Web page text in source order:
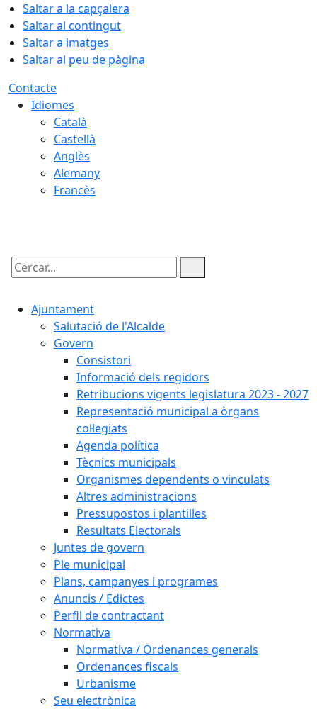
Saltar a la capçalera
Saltar al contingut
Saltar a imatges
Saltar al peu de pàgina
Contacte
Idiomes
Català
Castellà
Anglès
Alemany
Francès
Cercar:
Ajuntament
Salutació de l'Alcalde
Govern
Consistori
Informació dels regidors
Retribucions vigents legislatura 2023 - 2027
Representació municipal a òrgans
col·legiats
Agenda política
Tècnics municipals
Organismes dependents o vinculats
Altres administracions
Pressupostos i plantilles
Resultats Electorals
Juntes de govern
Ple municipal
Plans, campanyes i programes
Anuncis / Edictes
Perfil de contractant
Normativa
Normativa / Ordenances generals
Ordenances fiscals
Urbanisme
Seu electrònica